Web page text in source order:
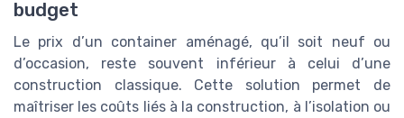
budget
Le prix d’un container aménagé, qu’il soit neuf ou
d’occasion, reste souvent inférieur à celui d’une
construction classique. Cette solution permet de
maîtriser les coûts liés à la construction, à l’isolation ou